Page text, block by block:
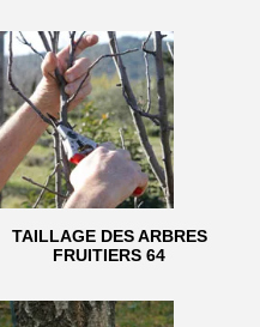
TAILLAGE DES ARBRES
FRUITIERS 64